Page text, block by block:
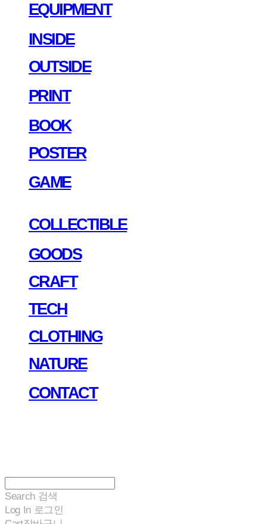
EQUIPMENT
INSIDE
OUTSIDE
PRINT
BOOK
POSTER
GAME
COLLECTIBLE
GOODS
CRAFT
TECH
CLOTHING
NATURE
CONTACT
Search 검색
Log In 로그인